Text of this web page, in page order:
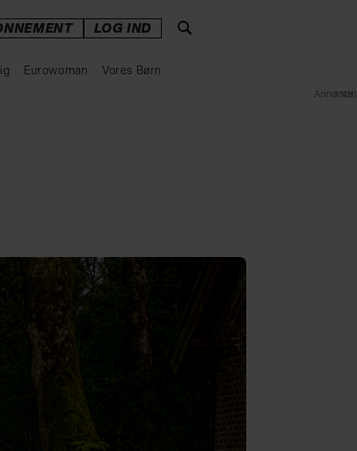
LOG IND
Eurowoman Vores Børn
Annonce